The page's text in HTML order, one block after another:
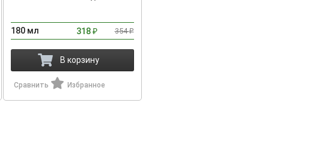
180 мл 318 ₽ 354₽
В корзину
Сравнить Избранное